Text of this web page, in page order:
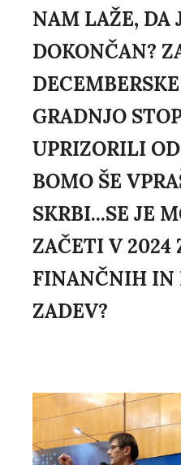
NAM LAŽE, DA
DOKONČAN?
GRADNJO
UPRIZORILI
BOMO ŠE
SKRBI...SE JE
ZAČETI V 2024
FINANČNIH IN
ZADEV?